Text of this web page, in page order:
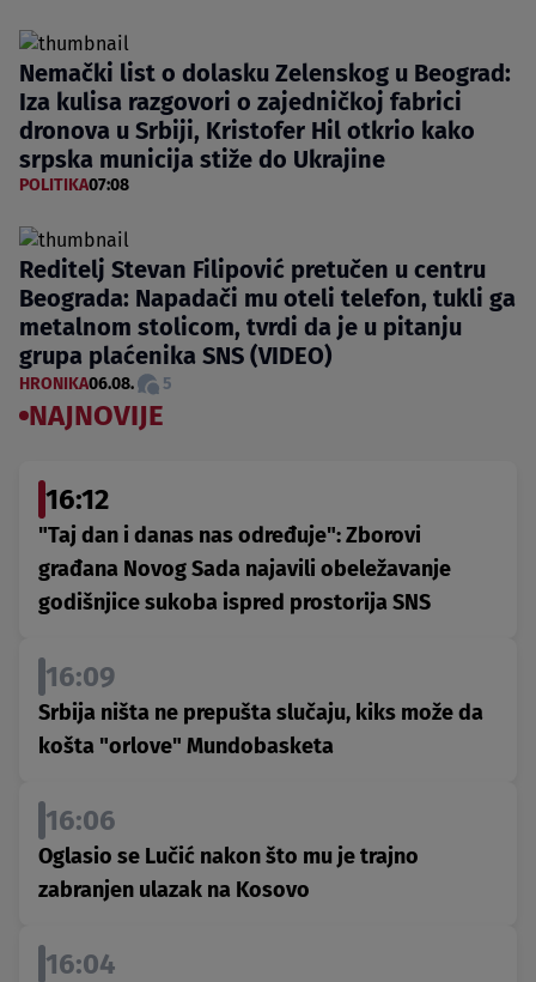
Nemački list o dolasku Zelenskog u Beograd:
Iza kulisa razgovori o zajedničkoj fabrici
dronova u Srbiji, Kristofer Hil otkrio kako
srpska municija stiže do Ukrajine
POLITIKA07:08
Reditelj Stevan Filipović pretučen u centru
Beograda: Napadači mu oteli telefon, tukli ga
metalnom stolicom, tvrdi da je u pitanju
grupa plaćenika SNS (VIDEO)
HRONIKA06.08. 5
NAJNOVIJE
16:12
"Taj dan i danas nas određuje": Zborovi
građana Novog Sada najavili obeležavanje
godišnjice sukoba ispred prostorija SNS
16:09
Srbija ništa ne prepušta slučaju, kiks može da
košta "orlove" Mundobasketa
16:06
Oglasio se Lučić nakon što mu je trajno
zabranjen ulazak na Kosovo
16:04